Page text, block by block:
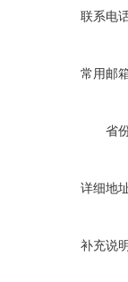
联系电
常用邮
省
详细地
补充说